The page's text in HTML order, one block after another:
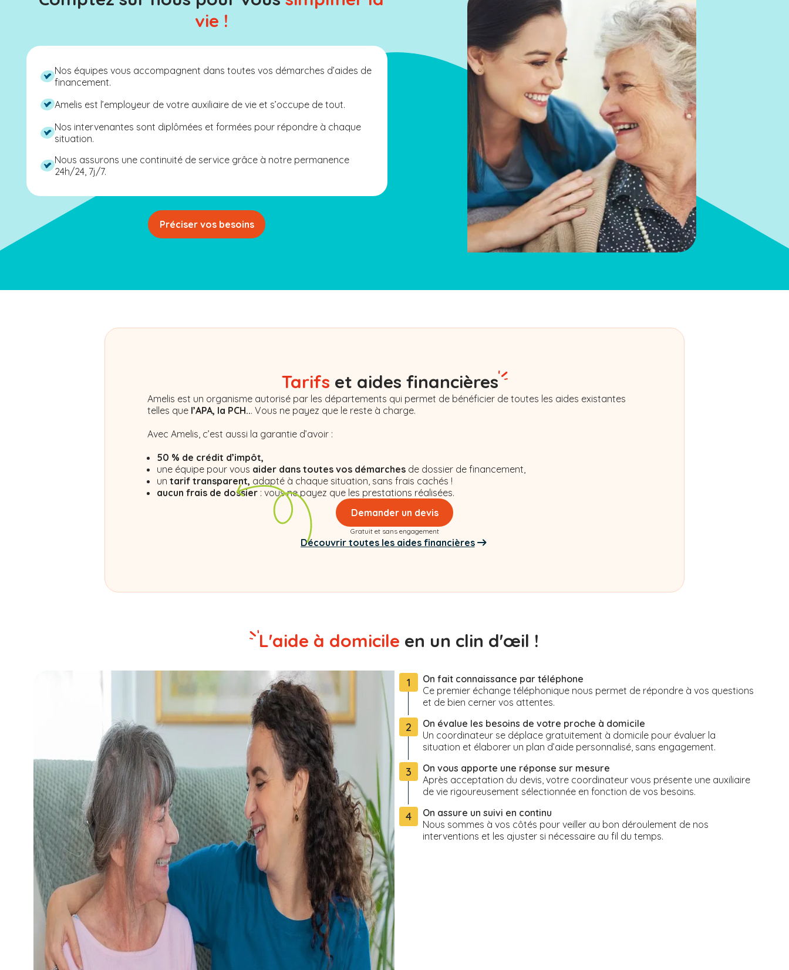
vie !
Nos équipes vous accompagnent dans toutes vos démarches d’aides de
financement.
Amelis est l’employeur de votre auxiliaire de vie et s’occupe de tout.
Nos intervenantes sont diplômées et formées pour répondre à chaque
situation.
Nous assurons une continuité de service grâce à notre permanence
24h/24, 7j/7.
Préciser vos besoins
Tarifs et aides financières
Amelis est un organisme autorisé par les départements qui permet de bénéficier de toutes les aides existantes
telles que l’APA, la PCH... Vous ne payez que le reste à charge.
Avec Amelis, c’est aussi la garantie d’avoir :
50 % de crédit d’impôt,
une équipe pour vous aider dans toutes vos démarches de dossier de financement,
un tarif transparent, adapté à chaque situation, sans frais cachés !
aucun frais de dossier : vous ne payez que les prestations réalisées.
Demander un devis
Gratuit et sans engagement
Découvrir toutes les aides financières
L'aide à domicile en un clin d'œil !
1
On fait connaissance par téléphone
Ce premier échange téléphonique nous permet de répondre à vos questions
et de bien cerner vos attentes.
2
On évalue les besoins de votre proche à domicile
Un coordinateur se déplace gratuitement à domicile pour évaluer la
situation et élaborer un plan d’aide personnalisé, sans engagement.
3
On vous apporte une réponse sur mesure
Après acceptation du devis, votre coordinateur vous présente une auxiliaire
de vie rigoureusement sélectionnée en fonction de vos besoins.
4
On assure un suivi en continu
Nous sommes à vos côtés pour veiller au bon déroulement de nos
interventions et les ajuster si nécessaire au fil du temps.